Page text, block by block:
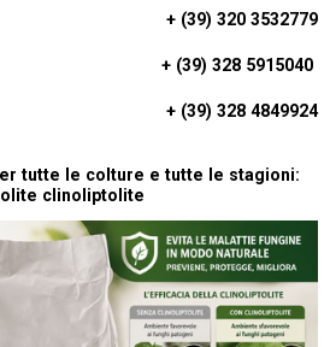
+ (39) 320 3532779
+ (39) 328 5915040
+ (39) 328 4849924
tutte le colture e tutte le stagioni:
clinoliptolite